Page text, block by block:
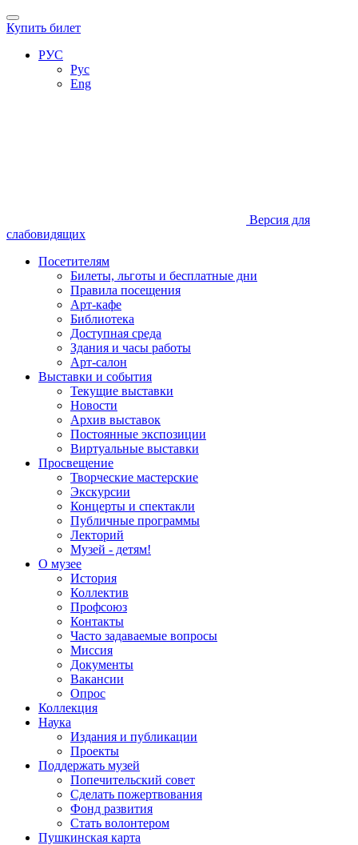
Купить билет
РУС
Рус
Eng
Версия для
слабовидящих
Посетителям
Билеты, льготы и бесплатные дни
Правила посещения
Арт-кафе
Библиотека
Доступная среда
Здания и часы работы
Арт-салон
Выставки и события
Текущие выставки
Новости
Архив выставок
Постоянные экспозиции
Виртуальные выставки
Просвещение
Творческие мастерские
Экскурсии
Концерты и спектакли
Публичные программы
Лекторий
Музей - детям!
О музее
История
Коллектив
Профсоюз
Контакты
Часто задаваемые вопросы
Миссия
Документы
Вакансии
Опрос
Коллекция
Наука
Издания и публикации
Проекты
Поддержать музей
Попечительский совет
Сделать пожертвования
Фонд развития
Стать волонтером
Пушкинская карта